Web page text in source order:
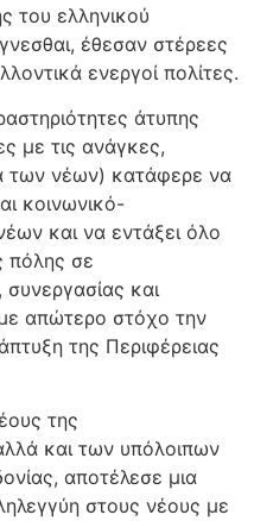
του ελληνικού
έθεσαν στέρεες
ενεργοί πολίτες.
άτυπης
με τις ανάγκες,
των νέων) κατάφερε να
κοινωνικό-
και να εντάξει όλο
πόλης σε
και
απώτερο στόχο την
της Περιφέρειας
της
και των υπόλοιπων
αποτέλεσε μια
στους νέους με